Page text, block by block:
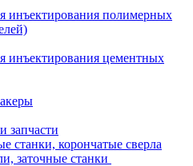
инъектирования полимерных
инъектирования цементных
запчасти
станки, корончатые сверла
заточные станки